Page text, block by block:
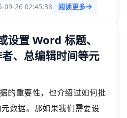
的创建修改时间等隐私信
非常重要的，今天我们就介
Word 文档的元数据。
09-26 02:45:38
阅读更多
设置 Word 标题、
、总编辑时间等元
的重要性，也介绍过如何批
数据。那如果我们需要设